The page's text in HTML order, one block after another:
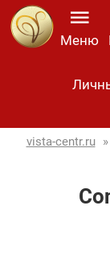
Меню
vista-centr.ru »